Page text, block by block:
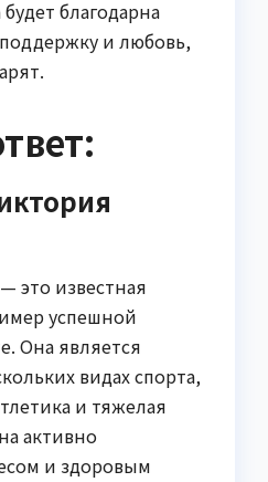
благодарна
и любовь,
это известная
успешной
Она является
видах спорта,
и тяжелая
активно
и здоровым